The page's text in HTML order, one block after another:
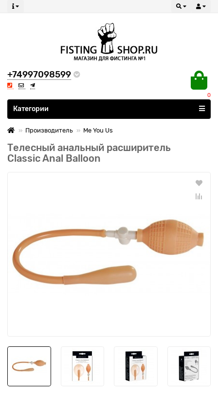
+74997098599
0
Все категории
Категории
Производитель Me You Us
Телесный анальный расширитель
Classic Anal Balloon